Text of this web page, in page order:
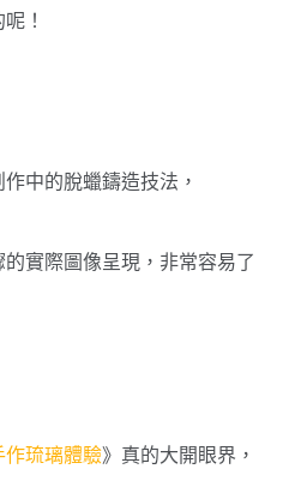
！
中的脫蠟鑄造技法，
實際圖像呈現，非常容易了
作琉璃體驗》真的大開眼界，